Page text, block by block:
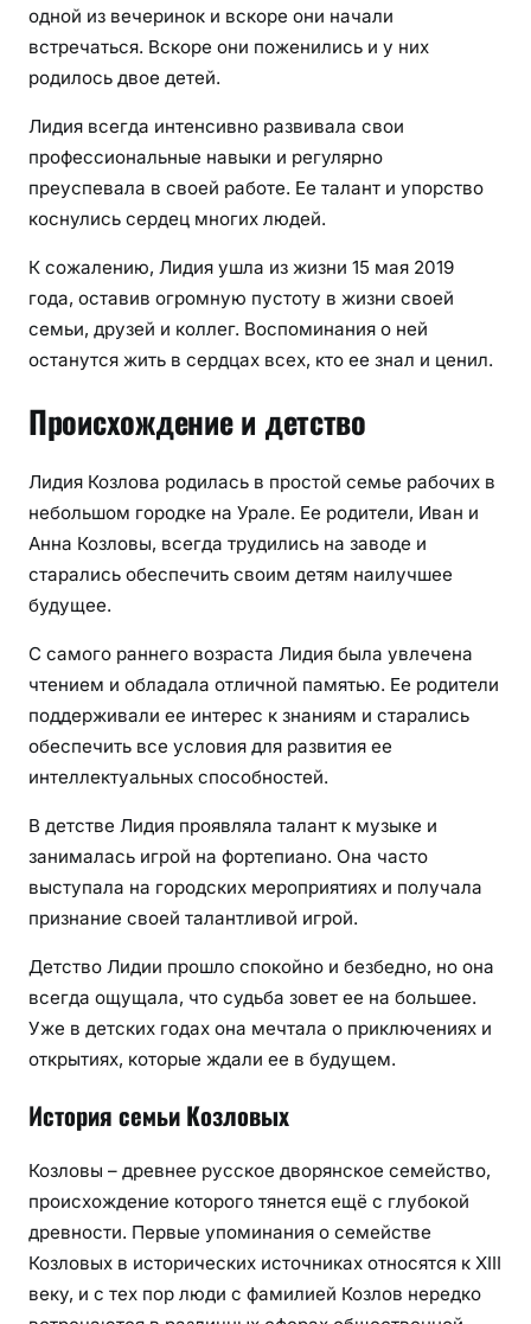
одной из вечеринок и вскоре они начали
встречаться. Вскоре они поженились и у них
родилось двое детей.
Лидия всегда интенсивно развивала свои
профессиональные навыки и регулярно
преуспевала в своей работе. Ее талант и упорство
коснулись сердец многих людей.
К сожалению, Лидия ушла из жизни 15 мая 2019
года, оставив огромную пустоту в жизни своей
семьи, друзей и коллег. Воспоминания о ней
останутся жить в сердцах всех, кто ее знал и ценил.
Происхождение и детство
Лидия Козлова родилась в простой семье рабочих в
небольшом городке на Урале. Ее родители, Иван и
Анна Козловы, всегда трудились на заводе и
старались обеспечить своим детям наилучшее
будущее.
С самого раннего возраста Лидия была увлечена
чтением и обладала отличной памятью. Ее родители
поддерживали ее интерес к знаниям и старались
обеспечить все условия для развития ее
интеллектуальных способностей.
В детстве Лидия проявляла талант к музыке и
занималась игрой на фортепиано. Она часто
выступала на городских мероприятиях и получала
признание своей талантливой игрой.
Детство Лидии прошло спокойно и безбедно, но она
всегда ощущала, что судьба зовет ее на большее.
Уже в детских годах она мечтала о приключениях и
открытиях, которые ждали ее в будущем.
История семьи Козловых
Козловы – древнее русское дворянское семейство,
происхождение которого тянется ещё с глубокой
древности. Первые упоминания о семействе
Козловых в исторических источниках относятся к XIII
веку, и с тех пор люди с фамилией Козлов нередко